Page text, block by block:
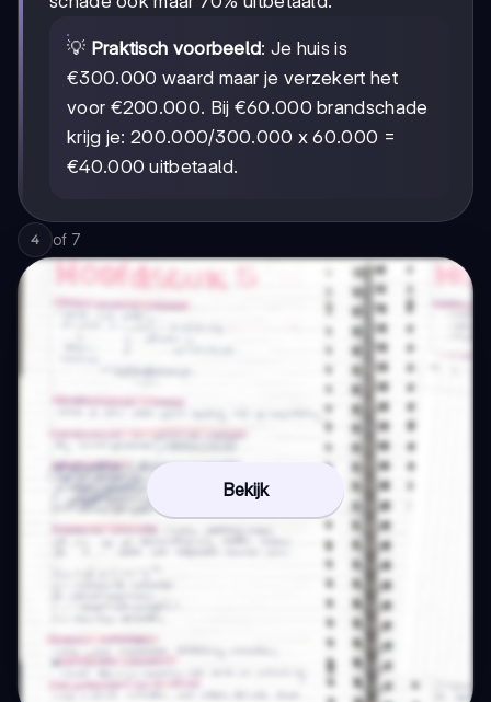
💡 Praktisch voorbeeld: Je huis is
€300.000 waard maar je verzekert het
voor €200.000. Bij €60.000 brandschade
krijg je: 200.000/300.000
200.000/300.000 x 60.000 =
€40.000 uitbetaald.
4 of 7
Bekijk